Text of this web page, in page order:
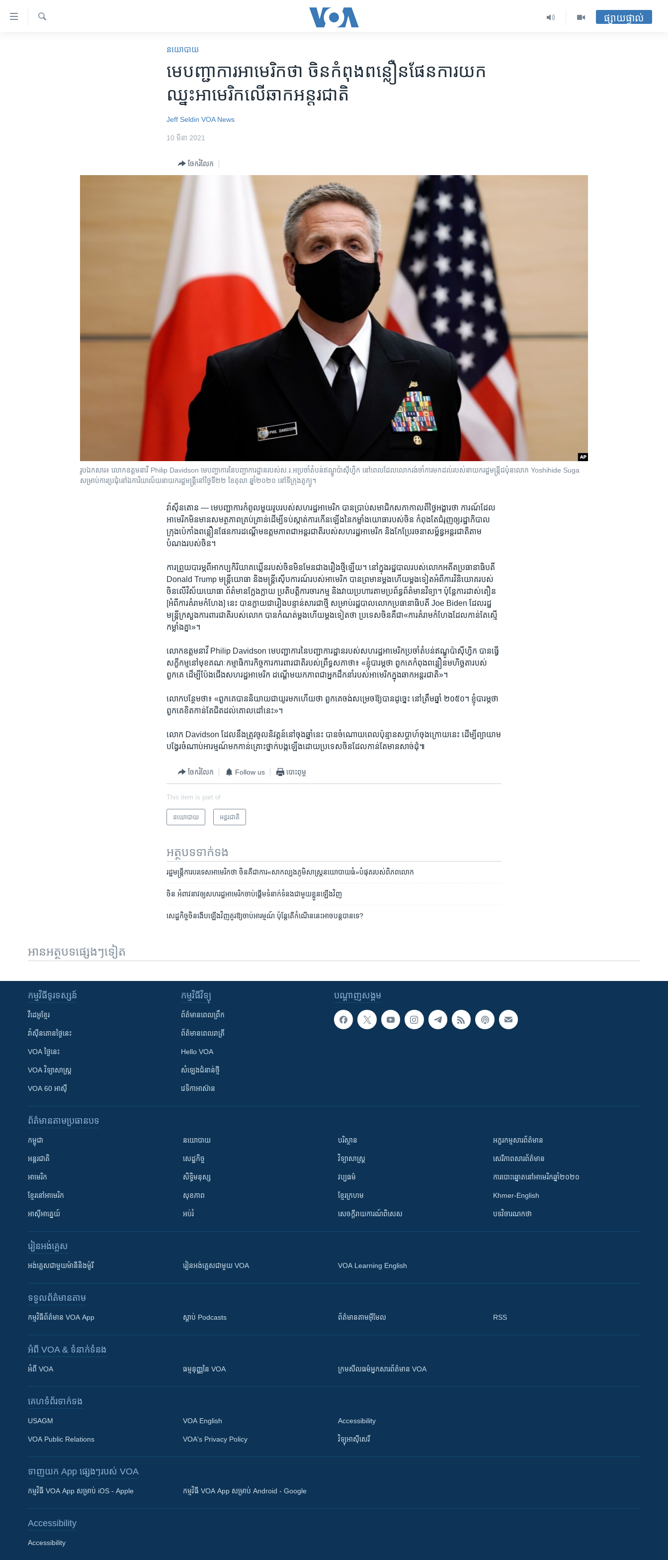
ទៅ​
Khmer English
ភាសា
ផ្សាយផ្ទាល់
នយោបាយ
មេបញ្ជាការ​អាមេរិក​ថា ចិន​កំពុង​ពន្លឿន​ផែនការ​យក​
ឈ្នះ​អាមេរិក​លើ​ឆាក​អន្តរជាតិ
Jeff Seldin VOA News
10 មីនា 2021
ចែករំលែក
រូបឯកសារ៖ លោកឧត្តមនាវី Philip Davidson មេបញ្ជាការ​នៃ​បញ្ជាការដ្ឋាន​របស់​ស.រ.អ​ប្រចាំ​តំបន់​ឥណ្ឌូ​ប៉ាស៊ីហ្វិក នៅពេលដែល​លោក​រង់ចាំ​ការមកដល់​របស់​នាយក​រដ្ឋមន្រ្តី​ជប៉ុនលោក Yoshihide Suga
សម្រាប់​ការប្រជុំ​នៅឯ​ការិយាល័យ​នាយក​រដ្ឋមន្ត្រី​នៅថ្ងៃទី២២ ខែតុលា ឆ្នាំ២០២០ នៅ​ទីក្រុងតូក្យូ។
វ៉ាស៊ីនតោន —មេបញ្ជាការ​កំពូល​មួយ​រូប​របស់​សហរដ្ឋ​អាមេរិក បាន​ប្រាប់​សមាជិក​សភា​កាល​ពី​ថ្ងៃ​អង្គារថា​ ការណ៍​ដែល​
អាមេរិក​មិន​មាន​សមត្ថភាពគ្រប់គ្រាន់​ដើម្បី​ទប់ស្កាត់​ការ​កើន​ឡើង​នៃ​កម្លាំង​យោធា​របស់​ចិន កំពុង​តែ​ជំរុញឲ្យ​រដ្ឋាភិបាល​
ក្រុង​ប៉េកាំង​ពន្លឿន​ផែនការ​ដណ្ដើមឧត្តមភាពជា​អន្តរជាតិ​របស់​សហរដ្ឋ​អាមេរិក ​និង​កែប្រែ​រចនាសម្ព័ន្ធ​អន្តរជាតិ​តាម​
បំណង​របស់​ចិន។​
ការ​ព្រួយ​បារម្ភ​ពី​អាកប្បកិរិយាគឃ្លើន​របស់​ចិន​មិន​មែន​ជាង​រឿង​ថ្មី​ឡើយ។ នៅ​ក្នុង​រដ្ឋបាល​របស់​លោក​អតីត​ប្រធានាធិបតី
Donald Trump មន្រ្តី​យោធា និង​មន្ត្រី​ស៊ើបការណ៍​របស់​អាមេរិក​ បាន​ព្រមាន​ម្ដង​ហើយ​ម្ដង​ទៀតអំពីការ​វិនិយោគរបស់​
ចិន​លើ​វិស័យ​យោធា​ ព័ត៌មាន​ក្លែង​ក្លាយ ប្រតិបត្តិការ​ចារកម្ម និង​វាយប្រហារតាម​ប្រព័ន្ធ​ព័ត៌មានវិទ្យា។ ប៉ុន្តែ​ការ​ដាស់តឿន
[អំពី​ការ​គំរាម​កំហែង] នេះ បាន​ក្លាយ​ជា​រឿង​បន្ទាន់​សារ​ជាថ្មី សម្រាប់​រដ្ឋបាល​លោក​ប្រធានាធិបតី Joe Biden ដែល​រដ្ឋ
មន្ត្រី​ក្រសួង​ការពារជាតិ​របស់​លោក បាន​កំណត់​ម្ដង​ហើយ​ម្ដង​ទៀត​ថា ប្រទេស​ចិន​គឺជា​«ការ​គំរាមកំហែងដែល​កាន់​តែ​ស្មើ​
កម្លាំង​គ្នា»។​
លោកឧត្តមនាវី Philip Davidson មេបញ្ជាការ​នៃ​បញ្ជាការដ្ឋាន​របស់​សហរដ្ឋ​អាមេរិក​ប្រចាំ​តំបន់​ឥណ្ឌូ​ប៉ាស៊ីហ្វិក បាន​ធ្វើ​
សក្ខីកម្ម​នៅ​មុខ​គណៈកម្មាធិការកិច្ចការ​ការពារ​ជាតិរបស់​ព្រឹទ្ធសភា​ថា៖ «ខ្ញុំ​បារម្ភ​ថា​ ពួកគេ​កំពុង​ពន្លឿន​មហិច្ឆតា​របស់
ពួកគេ​ ដើម្បី​ប៉ែង​ជើង​សហរដ្ឋ​អាមេរិក​ ដណ្ដើម​យក​ភាព​ជា​អ្នក​ដឹកនាំ​របស់​អាមេរិក​ក្នុង​ឆាក​អន្តរជាតិ»។​
លោក​បន្ថែម​ថា៖ «ពួកគេ​បាន​និយាយ​ជា​យូរ​មក​ហើយ​ថា ពួក​គេចង់​សម្រេច​ឱ្យ​បានដូច្នេះ​ ​នៅ​ត្រឹម​ឆ្នាំ ២០៥០។​ ខ្ញុំ​បារម្ភ​ថា ​
ពួក​គេ​ខិត​កាន់​តែជិតដល់​គោលដៅ​នេះ»។
លោក​ Davidson ដែលនឹង​ត្រូវ​ចូល​និវត្តន៍​នៅ​ចុង​ឆ្នាំ​នេះ បាន​ចំណោយ​ពេល​ប៉ុន្មាន​សប្ដាហ៍​ចុង​ក្រោយ​នេះ ដើម្បី​ព្យាយាម
បង្វែរ​ចំណាប់​អារម្មណ៍​មក​កាន់​គ្រោះថ្នាក់​បង្ក​ឡើង​ដោយ​ប្រទេស​ចិន​ដែល​កាន់​តែ​មាន​សាច់ដុំ៕
ចែករំលែក Follow us បោះពុម្ព
This item is part of
នយោបាយ អន្តរជាតិ
អត្ថបទ​ទាក់ទង
រដ្ឋមន្ត្រី​ការបរទេស​អាមេរិក​ថា ​ចិន​គឺ​ជា​ការ​«សាកល្បង​ភូមិសាស្ត្រ​នយោបាយ​ធំ​»បំផុត​របស់​ពិភពលោក
ចិន អំពាវនាវ​ឲ្យ​សហរដ្ឋ​អាមេរិក​ចាប់ផ្ដើម​ទំនាក់ទំនង​ជាមួយ​ខ្លួន​ឡើងវិញ
សេដ្ឋកិច្ច​ចិន​ងើបឡើង​វិញ​គួរឱ្យ​ចាប់​អារម្មណ៍​ ប៉ុន្តែ​តើ​កំណើន​នេះ​អាច​បន្ត​បាន​ទេ?
អានអត្ថបទផ្សេងៗទៀត
បណ្តាញ​សង្គម
កម្មវិធី​ទូរទស្សន៍
វីដេអូ​ខ្មែរ
វ៉ាស៊ីនតោន​ថ្ងៃ​នេះ
VOA ថ្ងៃនេះ
VOA ​វិទ្យាសាស្ត្រ
VOA 60 អាស៊ី
កម្មវិធី​វិទ្យុ
ព័ត៌មាន​ពេល​ព្រឹក
ព័ត៌មាន​​ពេល​រាត្រី
Hello VOA
សំឡេង​ជំនាន់​ថ្មី
វេទិកា​អាស៊ាន
ព័ត៌មាន​តាមប្រធានបទ​
កម្ពុជា
អន្តរជាតិ
អាមេរិក
ខ្មែរ​នៅអាមេរិក
អាស៊ីអាគ្នេយ៍
នយោបាយ
សេដ្ឋកិច្ច
សិទ្ធិមនុស្ស
សុខភាព
អប់រំ
បរិស្ថាន
វិទ្យាសាស្រ្ត
វប្បធម៌
ខ្មែរក្រហម
សេចក្តីរាយការណ៍ពិសេស
អក្ខរកម្មសារព័ត៌មាន
សេរីភាពសារព័ត៌មាន
ការបោះឆ្នោតនៅអាមេរិកឆ្នាំ២០២០
Khmer-English
បទវិចារណកថា
រៀន​​អង់គ្លេស
អង់គ្លេស​ជាមួយ​ម៉ានី​និង​ម៉ូរី រៀន​​​​​​អង់គ្លេស​​ជាមួយ VOA VOA Learning English
ទទួល​ព័ត៌មាន​តាម
កម្មវិធី​ព័ត៌មាន VOA App ស្តាប់ Podcasts ព័ត៌មាន​តាម​អ៊ីមែល RSS
អំពី​ VOA & ទំនាក់ទំនង
អំពី​ VOA ធម្មនុញ្ញ​នៃ VOA ក្រម​​​សីលធម៌​​​អ្នក​​​សារព័ត៌មាន VOA
គេហទំព័រ​​ទាក់ទង
USAGM
VOA Public Relations
VOA English
VOA's Privacy Policy
Accessibility
វិទ្យុ​អាស៊ី​សេរី
ទាញយក​ App ផ្សេងៗ​របស់​ VOA
កម្មវិធី​ VOA App សម្រាប់ iOS - Apple កម្មវិធី​ VOA App សម្រាប់ Android - Google
Accessibility
Accessibility